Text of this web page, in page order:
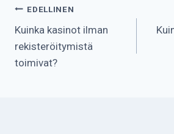
Artikkelien
selaus
EDELLINEN
Kuinka kasinot ilman
rekisteröitymistä
toimivat?